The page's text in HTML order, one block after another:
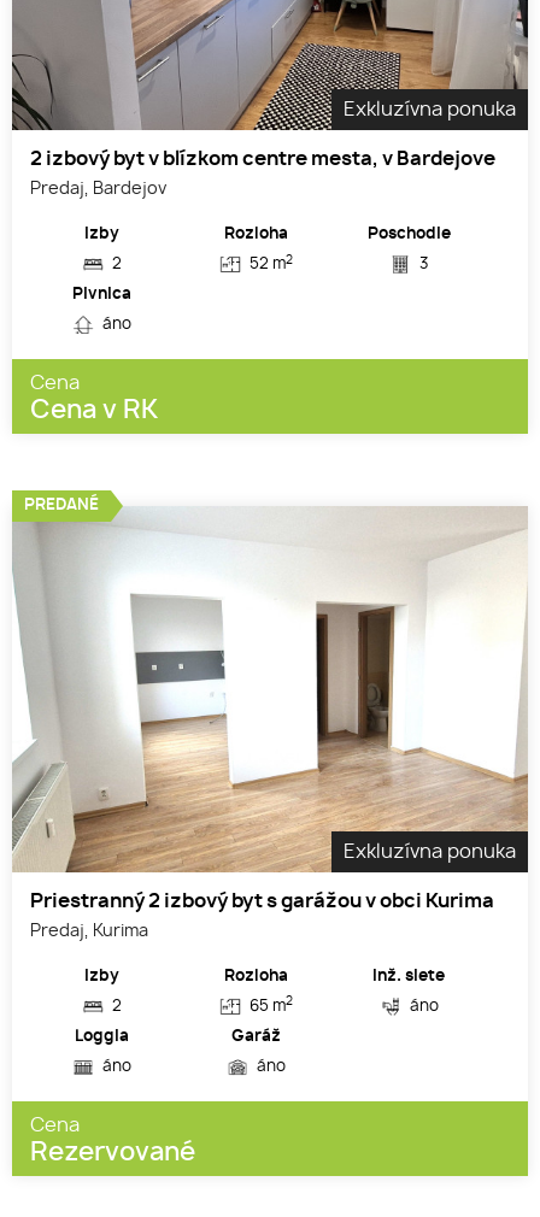
Exkluzívna ponuka
2 izbový byt v blízkom centre mesta, v Bardejove
Predaj, Bardejov
Izby
2
Rozloha
52 m2
Poschodie
3
Pivnica
áno
Cena
Cena v RK
Exkluzívna ponuka
Priestranný 2 izbový byt s garážou v obci Kurima
Predaj, Kurima
Izby
2
Rozloha
65 m2
Inž. siete
áno
Loggia
áno
Garáž
áno
Cena
Rezervované
PREDANÉ